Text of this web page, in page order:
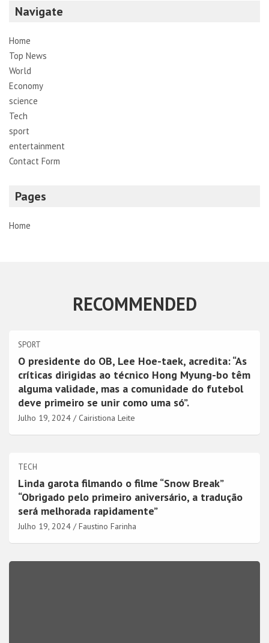
Navigate
Home
Top News
World
Economy
science
Tech
sport
entertainment
Contact Form
Pages
Home
RECOMMENDED
SPORT
O presidente do OB, Lee Hoe-taek, acredita: “As
críticas dirigidas ao técnico Hong Myung-bo têm
alguma validade, mas a comunidade do futebol
deve primeiro se unir como uma só”.
Julho 19, 2024 Cairistiona Leite
TECH
Linda garota filmando o filme “Snow Break”
“Obrigado pelo primeiro aniversário, a tradução
será melhorada rapidamente”
Julho 19, 2024 Faustino Farinha